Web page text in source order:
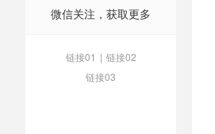
微信关注，获取更多
链接01 | 链接02
链接03